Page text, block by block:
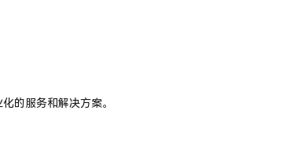
的服务和解决方案。